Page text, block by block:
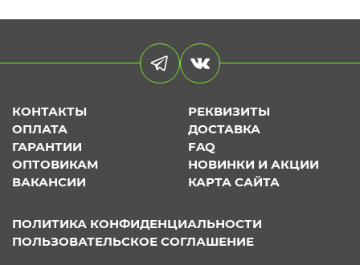
КОНТАКТЫ
РЕКВИЗИТЫ
ОПЛАТА
ДОСТАВКА
ГАРАНТИИ
FAQ
ОПТОВИКАМ
НОВИНКИ И АКЦИИ
ВАКАНСИИ
КАРТА САЙТА
ПОЛИТИКА КОНФИДЕНЦИАЛЬНОСТИ
ПОЛЬЗОВАТЕЛЬСКОЕ СОГЛАШЕНИЕ